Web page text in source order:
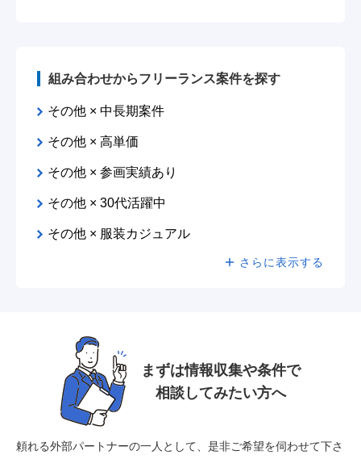
組み合わせからフリーランス案件を探す
その他 × 中長期案件
その他 × 高単価
その他 × 参画実績あり
その他 × 30代活躍中
その他 × 服装カジュアル
さらに表示する
まずは情報収集や条件で
相談してみたい方へ
頼れる外部パートナーの一人として、是非ご希望を伺わせて下さ